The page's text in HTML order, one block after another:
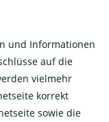
und Informationen
auf die
vielmehr
korrekt
sowie die